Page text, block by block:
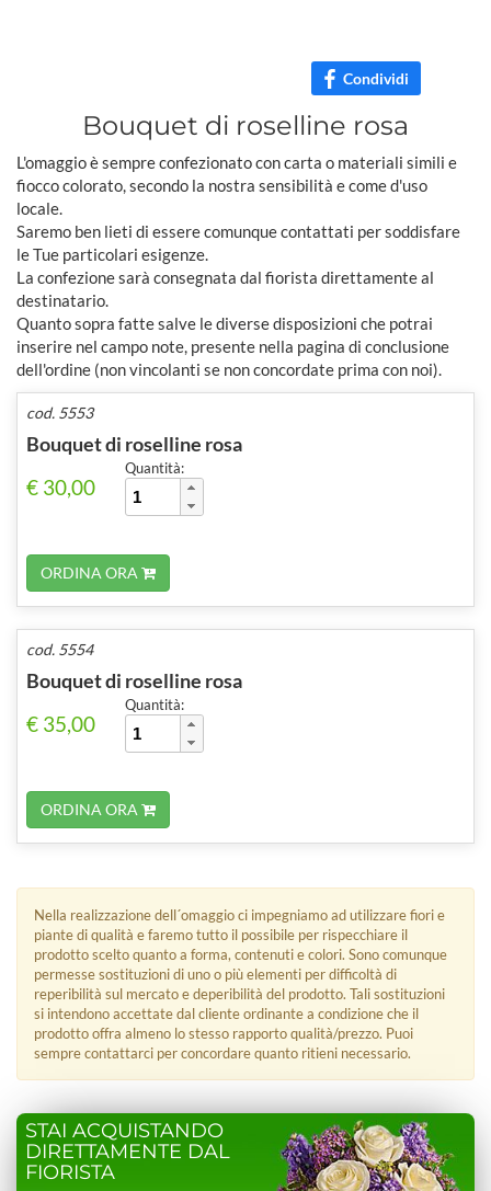
Condividi
Bouquet di roselline rosa
L'omaggio è sempre confezionato con carta o materiali simili e
fiocco colorato, secondo la nostra sensibilità e come d'uso
locale.
Saremo ben lieti di essere comunque contattati per soddisfare
le Tue particolari esigenze.
La confezione sarà consegnata dal fiorista direttamente al
destinatario.
Quanto sopra fatte salve le diverse disposizioni che potrai
inserire nel campo note, presente nella pagina di conclusione
dell'ordine (non vincolanti se non concordate prima con noi).
cod. 5553
Bouquet di roselline rosa
€ 30,00
Quantità:
ORDINA ORA
cod. 5554
Bouquet di roselline rosa
€ 35,00
Quantità:
ORDINA ORA
Nella realizzazione dell´omaggio ci impegniamo ad utilizzare fiori e
piante di qualità e faremo tutto il possibile per rispecchiare il
prodotto scelto quanto a forma, contenuti e colori. Sono comunque
permesse sostituzioni di uno o più elementi per difficoltà di
reperibilità sul mercato e deperibilità del prodotto. Tali sostituzioni
si intendono accettate dal cliente ordinante a condizione che il
prodotto offra almeno lo stesso rapporto qualità/prezzo. Puoi
sempre contattarci per concordare quanto ritieni necessario.
STAI ACQUISTANDO
DIRETTAMENTE DAL
FIORISTA